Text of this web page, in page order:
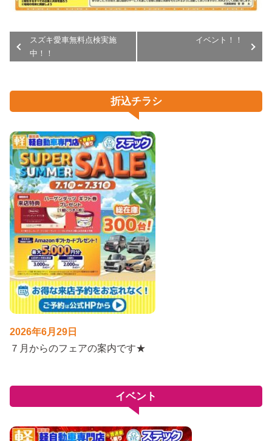
スズキ愛車無料点検実施
中！！
イベント！！
折込チラシ
2026年6月29日
７月からのフェアの案内です★
イベント